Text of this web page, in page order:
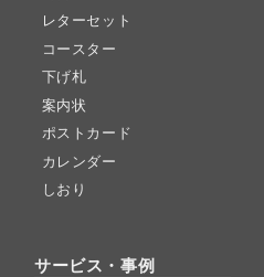
レターセット
コースター
下げ札
案内状
ポストカード
カレンダー
しおり
サービス・事例